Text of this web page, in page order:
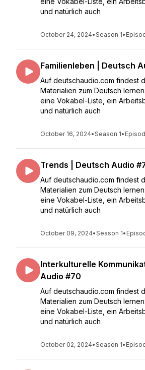
und natürlich auch
October 24, 2024•Season 1•
Familienleben | Deutsch
Auf deutschaudio.com findest
Materialien zum Deutsch
eine Vokabel-Liste, ein
und natürlich auch
October 16, 2024•Season 1•
Trends | Deutsch Audio
Auf deutschaudio.com findest
Materialien zum Deutsch
eine Vokabel-Liste, ein
und natürlich auch
October 09, 2024•Season 1•
Interkulturelle
Audio #70
Auf deutschaudio.com findest
Materialien zum Deutsch
eine Vokabel-Liste, ein
und natürlich auch
October 02, 2024•Season 1•